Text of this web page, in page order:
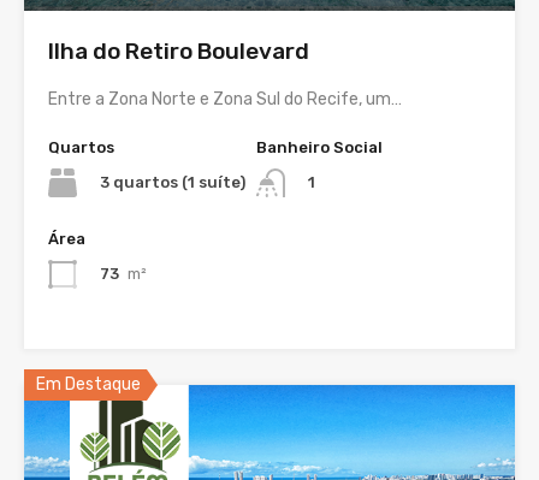
Ilha do Retiro Boulevard
Entre a Zona Norte e Zona Sul do Recife, um…
Quartos
3 quartos (1 suíte)
Banheiro Social
1
Área
73 m²
Em Destaque